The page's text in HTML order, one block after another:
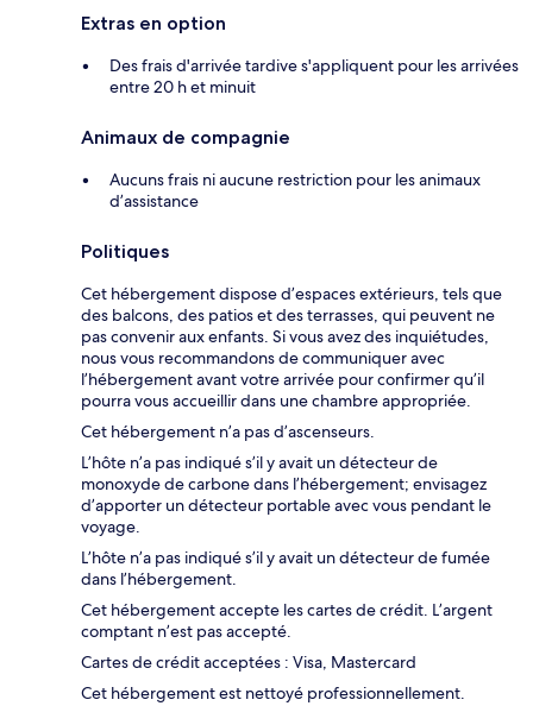
Extras en option
Des frais d'arrivée tardive s'appliquent pour les arrivées
entre 20 h et minuit
Animaux de compagnie
Aucuns frais ni aucune restriction pour les animaux
d’assistance
Politiques
Cet hébergement dispose d’espaces extérieurs, tels que
des balcons, des patios et des terrasses, qui peuvent ne
pas convenir aux enfants. Si vous avez des inquiétudes,
nous vous recommandons de communiquer avec
l’hébergement avant votre arrivée pour confirmer qu’il
pourra vous accueillir dans une chambre appropriée.
Cet hébergement n’a pas d’ascenseurs.
L’hôte n’a pas indiqué s’il y avait un détecteur de
monoxyde de carbone dans l’hébergement; envisagez
d’apporter un détecteur portable avec vous pendant le
voyage.
L’hôte n’a pas indiqué s’il y avait un détecteur de fumée
dans l’hébergement.
Cet hébergement accepte les cartes de crédit. L’argent
comptant n’est pas accepté.
Cartes de crédit acceptées : Visa, Mastercard
Cet hébergement est nettoyé professionnellement.